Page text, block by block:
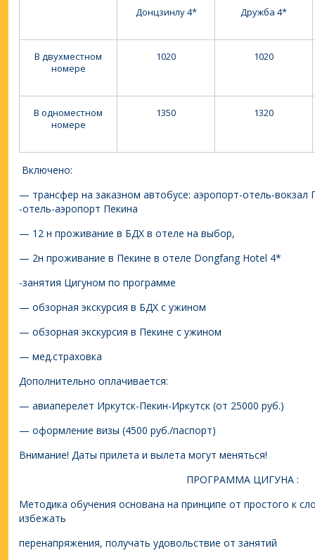
Донцзинлу 4* Дружба 4*
В двухместном
номере
1020 1020
В одноместном
номере
1350 1320
Включено:
— трансфер на заказном автобусе: аэропорт-отель-вокзал
-отель-аэропорт Пекина
— 12 н проживание в БДХ в отеле на выбор,
— 2н проживание в Пекине в отеле Dongfang Hotel 4*
-занятия Цигуном по программе
— обзорная экскурсия в БДХ с ужином
— обзорная экскурсия в Пекине с ужином
— мед.страховка
Дополнительно оплачивается:
— авиаперелет Иркутск-Пекин-Иркутск (от 25000 руб.)
— оформление визы (4500 руб./паспорт)
Внимание! Даты прилета и вылета могут меняться!
ПРОГРАММА ЦИГУНА :
Методика обучения основана на принципе от простого к
избежать
перенапряжения, получать удовольствие от занятий